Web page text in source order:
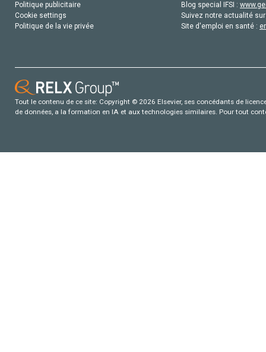
Politique publicitaire
Cookie settings
Politique de la vie privée
Blog special IFSI :
Suivez notre actualité
Site d'emploi en santé :
Tout le contenu de ce site: Copyright © 2026 Elsevier, ses concédants de
de données, a la formation en IA et aux technologies similaires. Pour tout